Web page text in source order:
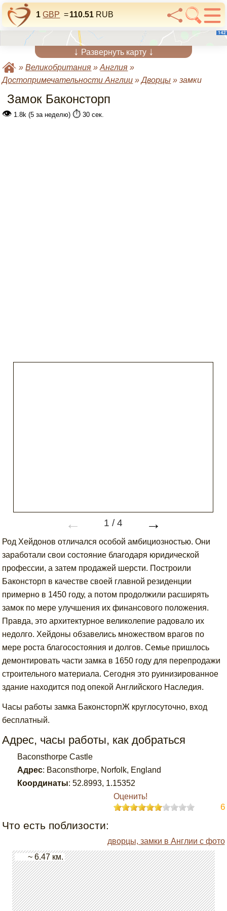
1 GBP =110.51 RUB
↓ Развернуть карту ↓
»Великобритания »Англия »
Достопримечательности Англии »Дворцы »замки
Замок Баконсторп
👁 1.8k (5 за неделю) ⏱️ 30 сек.
← 1 /4 →
Род Хейдонов отличался особой амбициозностью. Они
заработали свои состояние благодаря юридической
профессии, а затем продажей шерсти. Построили
Баконсторп в качестве своей главной резиденции
примерно в 1450 году, а потом продолжили расширять
замок по мере улучшения их финансового положения.
Правда, это архитектурное великолепие радовало их
недолго. Хейдоны обзавелись множеством врагов по
мере роста благосостояния и долгов. Семье пришлось
демонтировать части замка в 1650 году для перепродажи
строительного материала. Сегодня это руинизированное
здание находится под опекой Английского Наследия.
Часы работы замка БаконсторпЖ круглосуточно, вход
бесплатный.
Адрес, часы работы, как добраться
Baconsthorpe Castle
Адрес: Baconsthorpe, Norfolk, England
Координаты: 52.8993, 1.15352
Оценить!
6
Что есть поблизости:
дворцы, замки в Англии с фото
~ 6.47 км.